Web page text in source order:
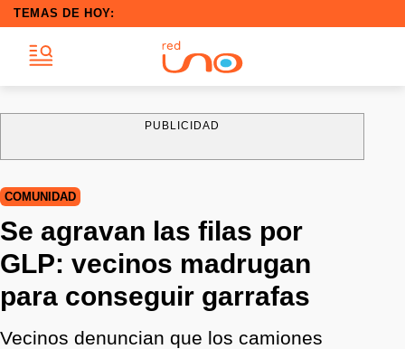
TEMAS DE HOY:
PUBLICIDAD
COMUNIDAD
Se agravan las filas por
GLP: vecinos madrugan
para conseguir garrafas
Vecinos denuncian que los camiones